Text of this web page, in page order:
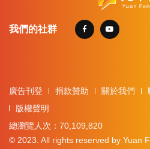
我們的社群
廣告刊登 捐款贊助 關於我們
版權聲明
總瀏覽人次：70,109,820
© 2023. All rights reserved by Yuan